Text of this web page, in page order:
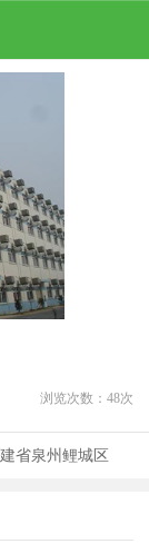
浏览次数： 48次
省泉州鲤城区